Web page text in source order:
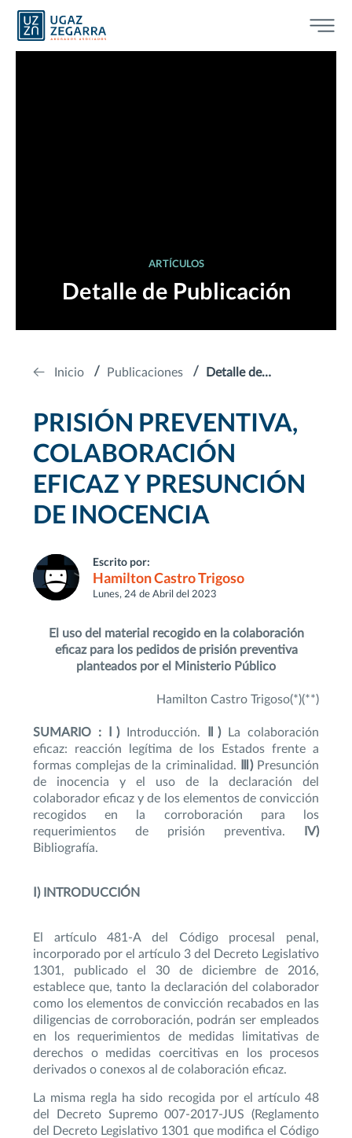
ARTÍCULOS
Detalle de Publicación
Inicio Publicaciones
Detalle de
PRISIÓN PREVENTIVA,
COLABORACIÓN
EFICAZ Y PRESUNCIÓN
DE INOCENCIA
Escrito por:
Hamilton Castro Trigoso
Lunes, 24 de Abril del 2023
El uso del material recogido en la colaboración
eficaz para los pedidos de prisión preventiva
planteados por el Ministerio Público
Hamilton Castro Trigoso(*)(**)
SUMARIO : Ⅰ)Introducción. Ⅱ)La colaboración
eficaz: reacción legítima de los Estados frente a
formas complejas de la criminalidad. Ⅲ)Presunción
de inocencia y el uso de la declaración del
colaborador eficaz y de los elementos de convicción
recogidos en la corroboración para los
requerimientos de prisión preventiva. IV)
Bibliografía.
Ⅰ) INTRODUCCIÓN
El artículo 481-A del Código procesal penal,
incorporado por el artículo 3 del Decreto Legislativo
1301, publicado el 30 de diciembre de 2016,
establece que, tanto la declaración del colaborador
como los elementos de convicción recabados en las
diligencias de corroboración, podrán ser empleados
en los requerimientos de medidas limitativas de
derechos o medidas coercitivas en los procesos
derivados o conexos al de colaboración eficaz.
La misma regla ha sido recogida por el artículo 48
del Decreto Supremo 007-2017-JUS (Reglamento
del Decreto Legislativo 1301 que modifica el Código